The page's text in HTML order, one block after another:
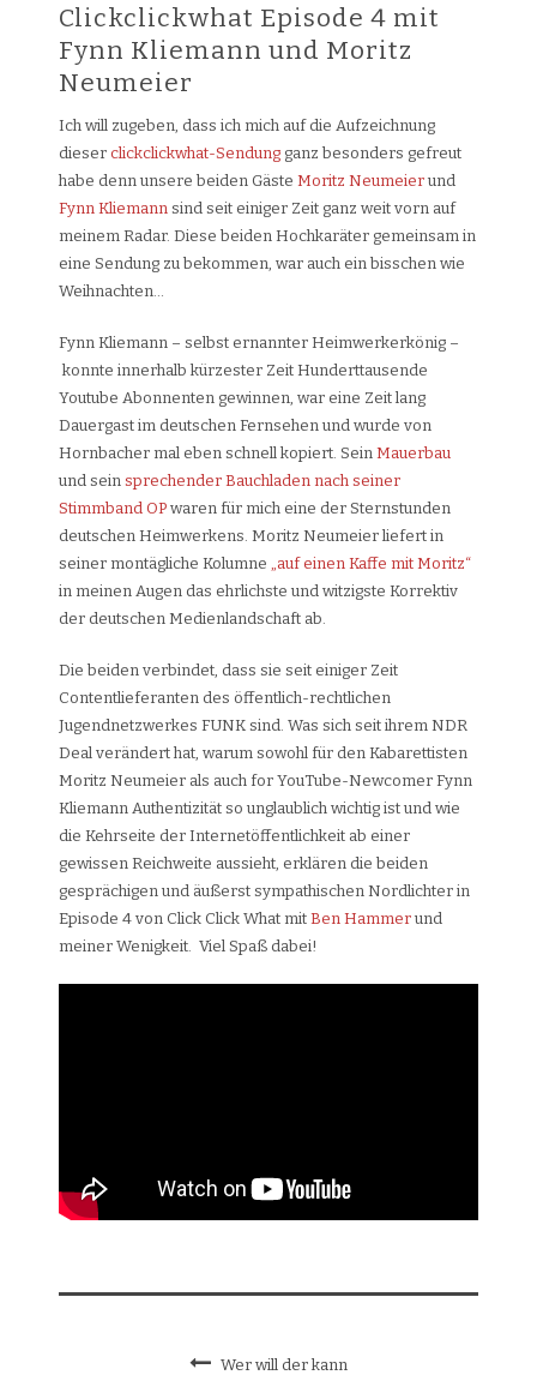
Clickclickwhat Episode 4 mit
Fynn Kliemann und Moritz
Neumeier
Ich will zugeben, dass ich mich auf die Aufzeichnung
dieser clickclickwhat-Sendung ganz besonders gefreut
habe denn unsere beiden Gäste Moritz Neumeier und
Fynn Kliemann sind seit einiger Zeit ganz weit vorn auf
meinem Radar. Diese beiden Hochkaräter gemeinsam in
eine Sendung zu bekommen, war auch ein bisschen wie
Weihnachten…
Fynn Kliemann – selbst ernannter Heimwerkerkönig –
konnte innerhalb kürzester Zeit Hunderttausende
Youtube Abonnenten gewinnen, war eine Zeit lang
Dauergast im deutschen Fernsehen und wurde von
Hornbacher mal eben schnell kopiert. Sein Mauerbau
und sein sprechender Bauchladen nach seiner
Stimmband OP waren für mich eine der Sternstunden
deutschen Heimwerkens. Moritz Neumeier liefert in
seiner montägliche Kolumne
„auf einen Kaffe mit Moritz“
in meinen Augen das ehrlichste und witzigste Korrektiv
der deutschen Medienlandschaft ab.
Die beiden verbindet, dass sie seit einiger Zeit
Contentlieferanten des öffentlich-rechtlichen
Jugendnetzwerkes FUNK sind. Was sich seit ihrem NDR
Deal verändert hat, warum sowohl für den Kabarettisten
Moritz Neumeier als auch for YouTube-Newcomer Fynn
Kliemann Authentizität so unglaublich wichtig ist und wie
die Kehrseite der Internetöffentlichkeit ab einer
gewissen Reichweite aussieht, erklären die beiden
gesprächigen und äußerst sympathischen Nordlichter in
Episode 4 von Click Click What mit Ben Hammer und
meiner Wenigkeit. Viel Spaß dabei!
Wer will der kann